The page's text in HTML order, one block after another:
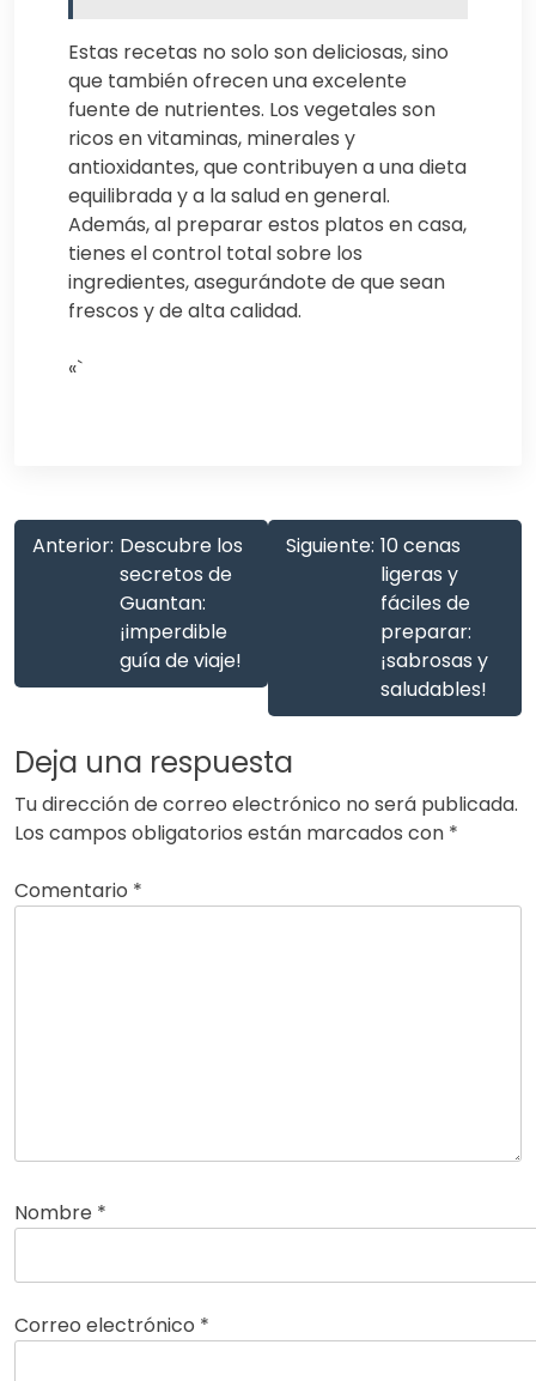
Estas recetas no solo son deliciosas, sino
que también ofrecen una excelente
fuente de nutrientes. Los vegetales son
ricos en vitaminas, minerales y
antioxidantes, que contribuyen a una dieta
equilibrada y a la salud en general.
Además, al preparar estos platos en casa,
tienes el control total sobre los
ingredientes, asegurándote de que sean
frescos y de alta calidad.
«`
Anterior: Descubre los
secretos de
Guantan:
¡imperdible
guía de viaje!
Siguiente: 10 cenas
ligeras y
fáciles de
preparar:
¡sabrosas y
saludables!
Deja una respuesta
Tu dirección de correo electrónico no será publicada.
Los campos obligatorios están marcados con *
Comentario *
Nombre *
Correo electrónico *